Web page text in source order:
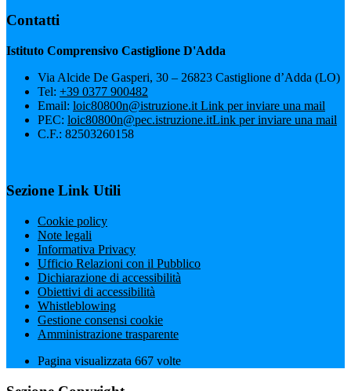
Contatti
Istituto Comprensivo Castiglione D'Adda
Via Alcide De Gasperi, 30 – 26823 Castiglione d’Adda (LO)
Tel: +39 0377 900482
Email: loic80800n@istruzione.it Link per inviare una mail
PEC: loic80800n@pec.istruzione.itLink per inviare una mail
C.F.: 82503260158
Sezione Link Utili
Cookie policy
Note legali
Informativa Privacy
Ufficio Relazioni con il Pubblico
Dichiarazione di accessibilità
Obiettivi di accessibilità
Whistleblowing
Gestione consensi cookie
Amministrazione trasparente
Pagina visualizzata 667 volte